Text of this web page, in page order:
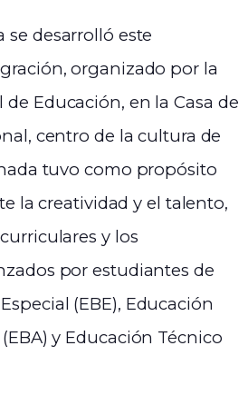
se desarrolló este
organizado por la
Educación, en la Casa de
centro de la cultura de
tuvo como propósito
la creatividad y el talento,
y los
por estudiantes de
(EBE), Educación
y Educación Técnico